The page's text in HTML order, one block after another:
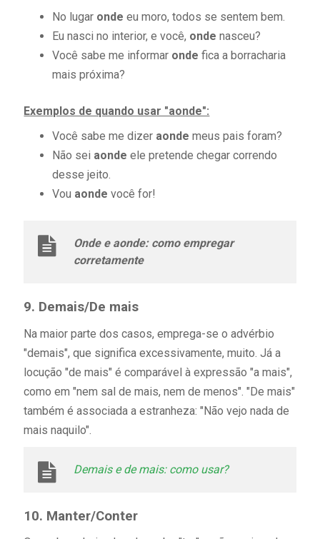
No lugar ondeeu moro, todos se sentem bem.
Eu nasci no interior, e você, onde nasceu?
Você sabe me informar onde fica a borracharia
mais próxima?
Exemplos de quando usar "aonde":
Você sabe me dizer aondemeus pais foram?
Não sei aonde ele pretende chegar correndo
desse jeito.
Vou aonde você for!
Onde e aonde: como empregar
corretamente
9. Demais/De mais
Na maior parte dos casos, emprega-se o advérbio
"demais", que significa excessivamente, muito. Já a
locução "de mais" é comparável à expressão "a mais",
como em "nem sal de mais, nem de menos". "De mais"
também é associada a estranheza: "Não vejo nada de
mais naquilo".
Demais e de mais: como usar?
10. Manter/Conter